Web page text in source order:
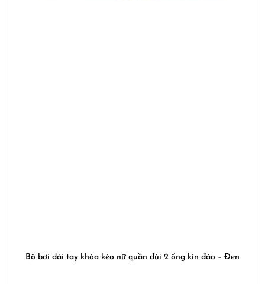
Bộ bơi dài tay khóa kéo nữ quần đùi 2 ống kín đáo – Đen